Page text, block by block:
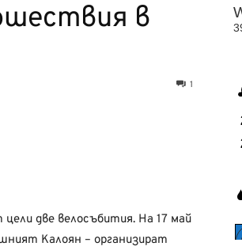
в
1
две велосъбития. На 17 май
Калоян – организират